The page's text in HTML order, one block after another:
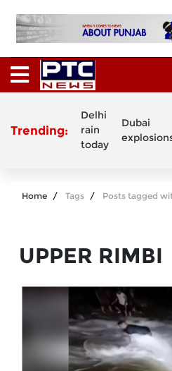
Trending:
Delhi
rain
today
Dubai
Home Tags Posts tagged
UPPER RIMBI